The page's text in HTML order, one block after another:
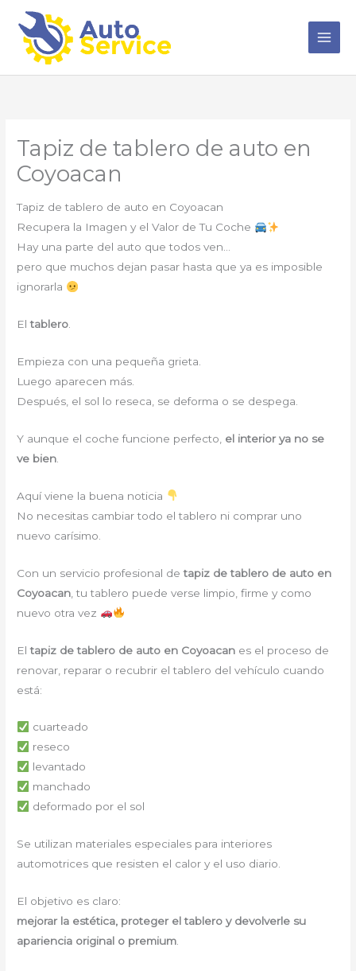
contenido
Tapiz de tablero de auto en
Coyoacan
Tapiz de tablero de auto en Coyoacan
Recupera la Imagen y el Valor de Tu Coche
Hay una parte del auto que todos ven…
pero que muchos dejan pasar hasta que ya es imposible
ignorarla
Eltablero
Empieza con una pequeña grieta.
Luego aparecen más.
Después, el sol lo reseca, se deforma o se despega.
Y aunque el coche funcione perfecto, el interior ya no se
ve bien
Aquí viene la buena noticia
No necesitas cambiar todo el tablero ni comprar uno
nuevo carísimo.
Con un servicio profesional detapiz de tablero de auto en
Coyoacan , tu tablero puede verse limpio, firme y como
nuevo otra vez
Eltapiz de tablero de auto en Coyoacan es el proceso de
renovar, reparar o recubrir el tablero del vehículo cuando
está:
cuarteado
reseco
levantado
manchado
deformado por el sol
Se utilizan materiales especiales para interiores
automotrices que resisten el calor y el uso diario.
El objetivo es claro:
mejorar la estética, proteger el tablero y devolverle su
apariencia original o premium